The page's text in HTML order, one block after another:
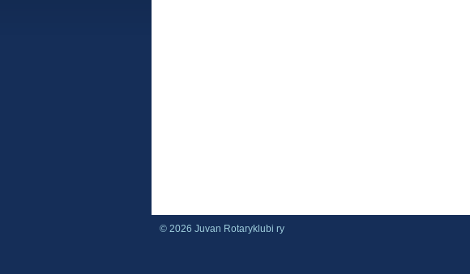
© 2026 Juvan Rotaryklubi ry